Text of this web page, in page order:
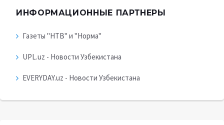
ИНФОРМАЦИОННЫЕ ПАРТНЕРЫ
Газеты "НТВ" и "Норма"
UPL.uz - Новости Узбекистана
EVERYDAY.uz - Новости Узбекистана